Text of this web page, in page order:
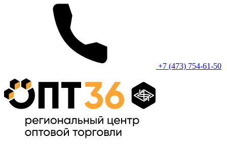
+7 (473) 754-61-50